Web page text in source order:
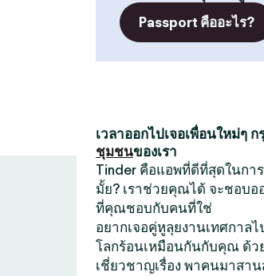
Passport คืออะไร?
เวลาออกไปเจอเพื่อนใหม่ๆ
ชุมชนของเรา
Tinder คือแอพที่ดีที่สุดในกา
มั้ย? เราช่วยคุณได้ จะชอบอ
ที่คุณชอบกับคนที่ใช่
อยากเจอคู่หูลุยงานเทศกาล
โลกร้อนเหมือนกันกับคุณ ด้ว
เชี่ยวชาญเรื่อง พาคนมาสา